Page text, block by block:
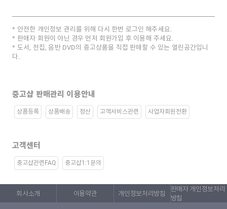
안전한 개인정보 관리를 위해 다시 한번 로그인 해주세요.
판매자 회원이 아닌 경우 먼저 회원가입 후 이용해 주세요.
도서, 전집, 음반 DVD의 중고상품을 직접 판매할 수 있는 열린공간입니
다.
중고샵 판매관리 이용안내
상품등록 상품배송 정산 고객서비스관련 사업자회원전환
고객센터
중고샵관련FAQ 중고샵1:1문의
회사소개 이용약관 개인정보처리방침
판매자 개인정보처리
방침